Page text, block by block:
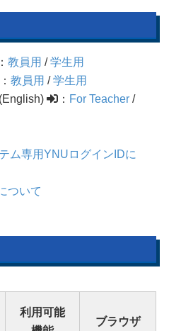
教員用 /学生用
：教員用 /学生用
： For Teacher /
ム専用YNUログインIDに
ついて
利用可能
ブラウザ